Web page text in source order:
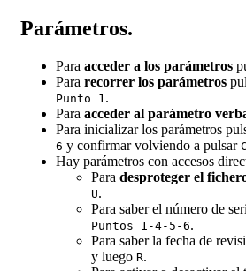
Parámetros.
Para acceder a los parámetros
Para recorrer los parámetros
Punto 1 .
Para acceder al parámetro
Para inicializar los parámetros
6 y confirmar volviendo a pulsar
Hay parámetros con accesos
Para desproteger el
U.
Para saber el número de
Puntos 1-4-5-6.
Para saber la fecha de
y luego R.